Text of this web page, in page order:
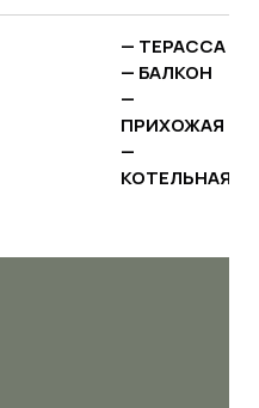
— ТЕРАССА
— БАЛКОН
—
ПРИХОЖАЯ
—
КОТЕЛЬНАЯ